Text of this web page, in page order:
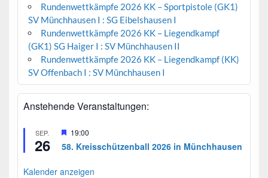
Rundenwettkämpfe 2026 KK – Sportpistole (GK1)
SV Münchhausen I : SG Eibelshausen I
Rundenwettkämpfe 2026 KK – Liegendkampf
(GK1) SG Haiger I : SV Münchhausen II
Rundenwettkämpfe 2026 KK – Liegendkampf (KK)
SV Offenbach I : SV Münchhausen I
Anstehende Veranstaltungen:
SEP.
26
H
r
o
19:00
58. Kreisschützenball 2026 in Münchhausen
Kalender anzeigen